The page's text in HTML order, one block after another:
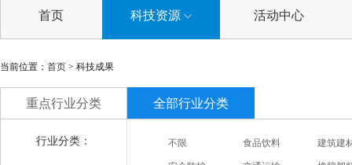
首页 科技资源 活动中心
技术需求
技术专家
科研院所
当前位置： 首页 > 科技成果
重点行业分类 全部行业分类
行业分类： 不限 食品饮料 建筑建